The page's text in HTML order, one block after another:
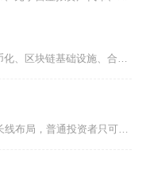
rvn币仅适合小仓位投机配置，不适合重仓长线布局，普通投资者只可拿出闲置资金轻仓参与，绝对